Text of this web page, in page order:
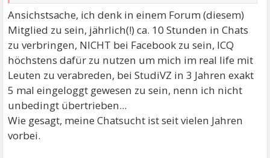
Ansichstsache, ich denk in einem Forum (diesem)
Mitglied zu sein, jährlich(!) ca. 10 Stunden in Chats
zu verbringen, NICHT bei Facebook zu sein, ICQ
höchstens dafür zu nutzen um mich im real life mit
Leuten zu verabreden, bei StudiVZ in 3 Jahren exakt
5 mal eingeloggt gewesen zu sein, nenn ich nicht
unbedingt übertrieben...
Wie gesagt, meine Chatsucht ist seit vielen Jahren
vorbei.